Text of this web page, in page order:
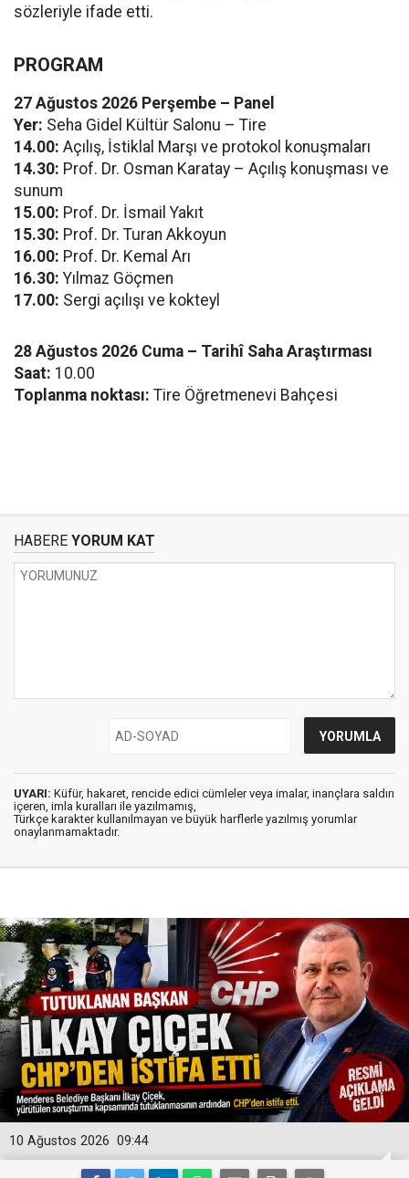
sözleriyle ifade etti.
PROGRAM
27 Ağustos 2026 Perşembe – Panel
Yer: Seha Gidel Kültür Salonu – Tire
14.00: Açılış, İstiklal Marşı ve protokol konuşmaları
14.30: Prof. Dr. Osman Karatay – Açılış konuşması ve
sunum
15.00: Prof. Dr. İsmail Yakıt
15.30: Prof. Dr. Turan Akkoyun
16.00: Prof. Dr. Kemal Arı
16.30: Yılmaz Göçmen
17.00: Sergi açılışı ve kokteyl
28 Ağustos 2026 Cuma – Tarihî Saha Araştırması
Saat: 10.00
Toplanma noktası: Tire Öğretmenevi Bahçesi
HABERE YORUM KAT
UYARI: Küfür, hakaret, rencide edici cümleler veya imalar, inançlara saldırı
içeren, imla kuralları ile yazılmamış,
Türkçe karakter kullanılmayan ve büyük harflerle yazılmış yorumlar
onaylanmamaktadır.
09:44
10 Ağustos 2026